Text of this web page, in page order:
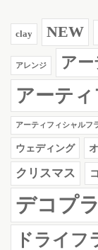
clay NEW
アレンジ ア
アーテ
アーティフィシャルフ
ウェディング
クリスマス
デコプ
ドライフ